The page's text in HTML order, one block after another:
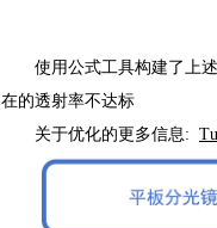
使用公式工具构建了上
在的透射率不达标
关于优化的更多信息: